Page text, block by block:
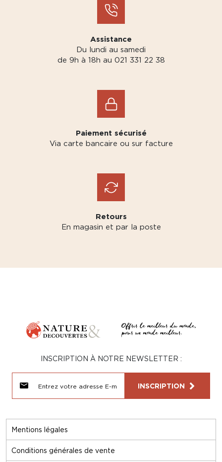
Assistance
Du lundi au samedi
de 9h à 18h au 021 331 22 38
Paiement sécurisé
Via carte bancaire ou sur facture
Retours
En magasin et par la poste
Mentions légales
Conditions générales de vente
INSCRIPTION À NOTRE NEWSLETTER :
INSCRIPTION